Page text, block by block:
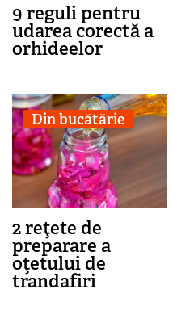
9 reguli pentru
udarea corectă a
orhideelor
Din bucătărie
2 reţete de
preparare a
oţetului de
trandafiri